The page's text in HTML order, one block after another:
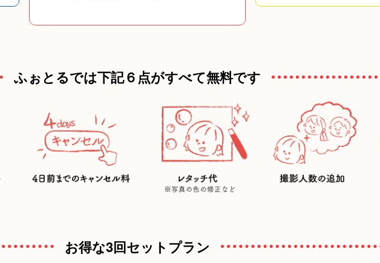
ふぉとるでは下記６点がすべて無料です
お得な3回セットプラン